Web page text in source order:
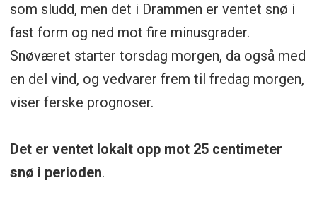
som sludd, men det i Drammen er ventet snø i
fast form og ned mot fire minusgrader.
Snøværet starter torsdag morgen, da også med
en del vind, og vedvarer frem til fredag morgen,
viser ferske prognoser.
Det er ventet lokalt opp mot 25 centimeter
snø i perioden.